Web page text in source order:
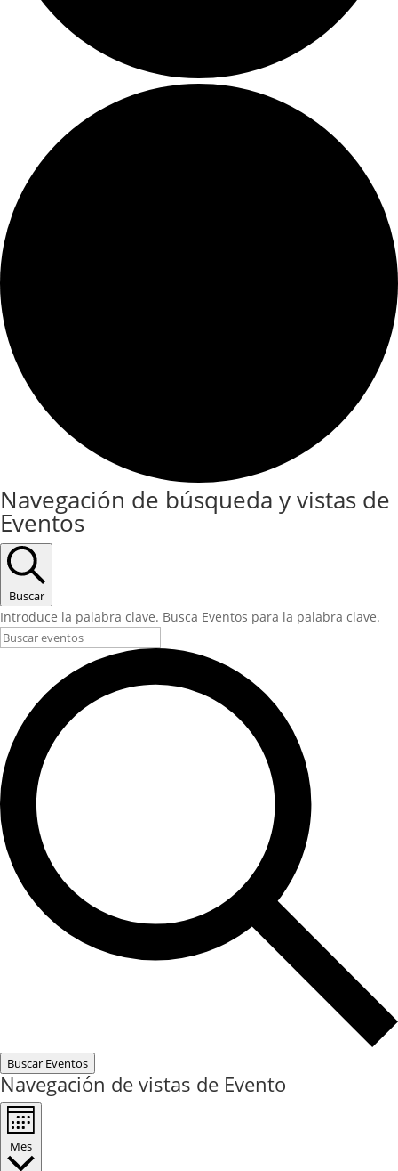
Navegación de búsqueda y vistas de
Eventos
Buscar
Introduce la palabra clave. Busca Eventos para la palabra clave.
Buscar Eventos
Navegación de vistas de Evento
Mes